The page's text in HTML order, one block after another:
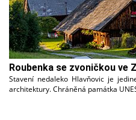
Roubenka se zvoničkou ve
Stavení nedaleko Hlavňovic je
architektury. Chráněná památka